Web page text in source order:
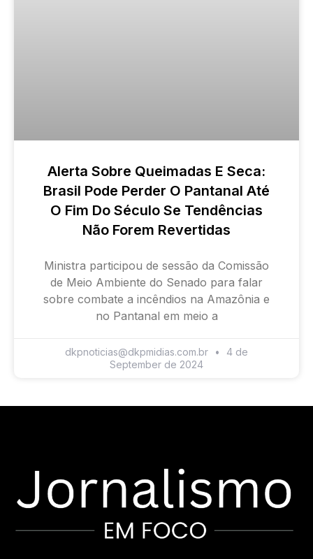
Alerta Sobre Queimadas E Seca:
Brasil Pode Perder O Pantanal Até
O Fim Do Século Se Tendências
Não Forem Revertidas
Ministra participou de sessão da Comissão
de Meio Ambiente do Senado para falar
sobre combate a incêndios na Amazônia e
no Pantanal em meio a
dkpnoticias@dkpmidias.com.br
4 de
September de 2024